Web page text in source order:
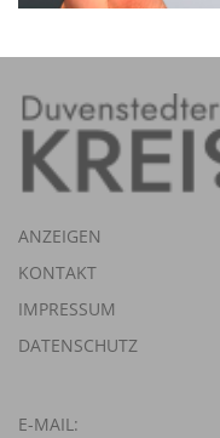
ANZEIGEN
KONTAKT
IMPRESSUM
DATENSCHUTZ
E-MAIL: